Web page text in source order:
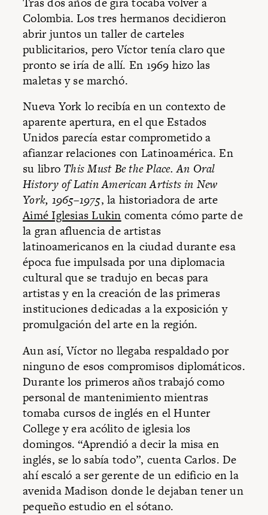
Colombia. Los tres hermanos decidieron
abrir juntos un taller de carteles
publicitarios, pero Víctor tenía claro que
pronto se iría de allí. En 1969 hizo las
maletas y se marchó.
Nueva York lo recibía en un contexto de
aparente apertura, en el que Estados
Unidos parecía estar comprometido a
afianzar relaciones con Latinoamérica. En
su libro This Must Be the Place. An Oral
History of Latin American Artists in New
York, 1965–1975, la historiadora de arte
Aimé Iglesias Lukin comenta cómo parte de
la gran afluencia de artistas
latinoamericanos en la ciudad durante esa
época fue impulsada por una diplomacia
cultural que se tradujo en becas para
artistas y en la creación de las primeras
instituciones dedicadas a la exposición y
promulgación del arte en la región.
Aun así, Víctor no llegaba respaldado por
ninguno de esos compromisos diplomáticos.
Durante los primeros años trabajó como
personal de mantenimiento mientras
tomaba cursos de inglés en el Hunter
College y era acólito de iglesia los
domingos. “Aprendió a decir la misa en
inglés, se lo sabía todo”, cuenta Carlos. De
ahí escaló a ser gerente de un edificio en la
avenida Madison donde le dejaban tener un
pequeño estudio en el sótano.